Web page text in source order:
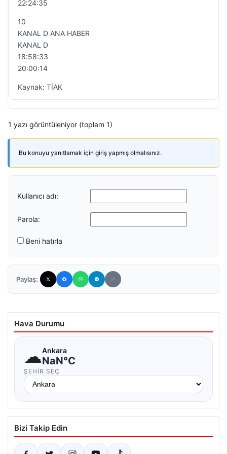
22:24:35
10
KANAL D ANA HABER
KANAL D
18:58:33
20:00:14
Kaynak: TİAK
1 yazı görüntüleniyor (toplam 1)
Bu konuyu yanıtlamak için giriş yapmış olmalısınız.
Kullanıcı adı:
Parola:
Beni hatırla
Paylaş:
Hava Durumu
☁Ankara
NaN°C
ŞEHIR SEÇ
Bizi Takip Edin